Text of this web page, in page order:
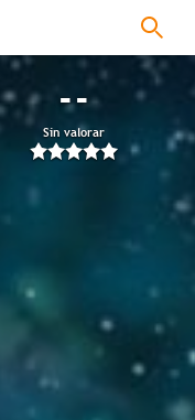
--
Sin valorar